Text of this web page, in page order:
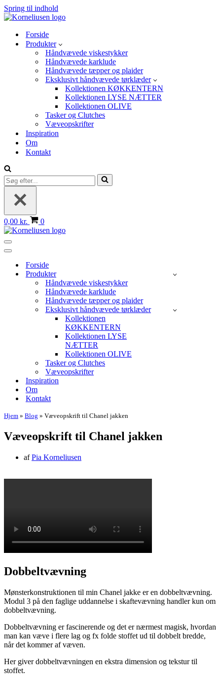
Spring til indhold
Forside
Produkter
Håndvævede viskestykker
Håndvævede karklude
Håndvævede tæpper og plaider
Eksklusivt håndvævede tørklæder
Kollektionen KØKKENTERN
Kollektionen LYSE NÆTTER
Kollektionen OLIVE
Tasker og Clutches
Væveopskrifter
Inspiration
Om
Kontakt
Søg
efter...
0,00 kr. Indkøbskurv
0
Navigation
menu
Navigation
Forside
Produkter
Håndvævede viskestykker
Håndvævede karklude
Håndvævede tæpper og plaider
Eksklusivt håndvævede tørklæder
Kollektionen
KØKKENTERN
Kollektionen LYSE
NÆTTER
Kollektionen OLIVE
Tasker og Clutches
Væveopskrifter
Inspiration
Om
Kontakt
Hjem » Blog » Væveopskrift til Chanel jakken
Væveopskrift til Chanel jakken
afPia Korneliusen
Dobbeltvævning
Mønsterkonstruktionen til min Chanel jakke er en dobbeltvævning.
Modul 3 på den faglige uddannelse i skaftevævning handler kun om
dobbeltvævning.
Dobbeltvævning er fascinerende og det er nærmest magisk, hvordan
man kan væve i flere lag og fx folde stoffet ud til dobbelt bredde,
når det kommer af væven.
Her giver dobbeltvævningen en ekstra dimension og tekstur til
stoffet.